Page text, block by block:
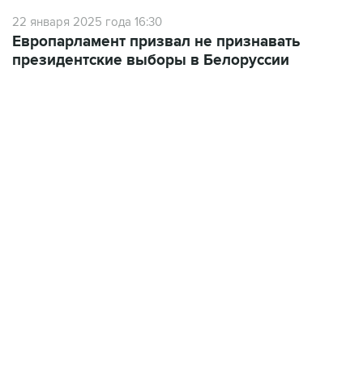
22 января 2025 года 16:30
Европарламент призвал не признавать
президентские выборы в Белоруссии